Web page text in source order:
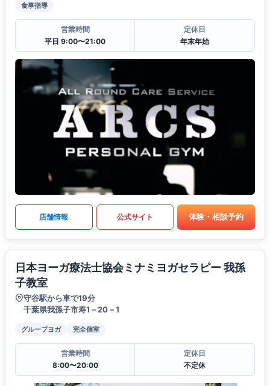
食事指導
営業時間
平日 9:00〜21:00
定休日
年末年始
店舗情報 公式サイト 体験・相談予約
日本ヨーガ療法士協会ミナミヨガセラピー 我孫
子教室
守谷駅から車で19分
千葉県我孫子市寿1－20－1
グループヨガ 完全個室
営業時間
8:00〜20:00
定休日
不定休